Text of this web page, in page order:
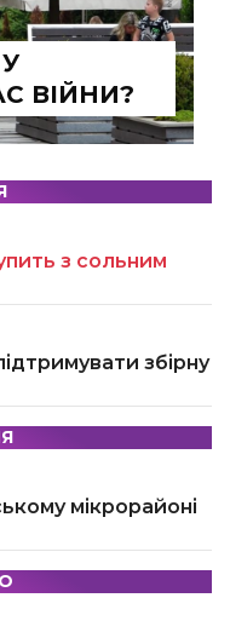
ВІЙНИ?
з сольним
збірну
мікрорайоні